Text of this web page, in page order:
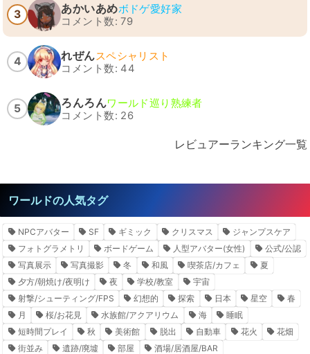
3 あかいあめボドゲ愛好家
コメント数: 79
4 れぜんスペシャリスト
コメント数: 44
5 ろんろんワールド巡り熟練者
コメント数: 26
レビュアーランキング一覧
ワールドの人気タグ
NPCアバター SF ギミック クリスマス
ジャンプスケア
フォトグラメトリ
ボードゲーム 人型アバター(女性)
公式/公認
写真展示
写真撮影 冬 和風 喫茶店/カフェ
夏
夕方/朝焼け/夜明け
夜 学校/教室
宇宙
射撃/シューティング/FPS
幻想的 探索 日本 星空
春
月
桜/お花見 水族館/アクアリウム 海
睡眠
短時間プレイ
秋 美術館 脱出 自動車 花火
花畑
街並み
遺跡/廃墟 部屋
酒場/居酒屋/BAR